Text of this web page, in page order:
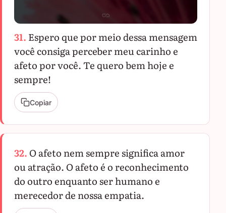
31. Espero que por meio dessa mensagem
você consiga perceber meu carinho e
afeto por você. Te quero bem hoje e
sempre!
Copiar
32. O afeto nem sempre significa amor
ou atração. O afeto é o reconhecimento
do outro enquanto ser humano e
merecedor de nossa empatia.